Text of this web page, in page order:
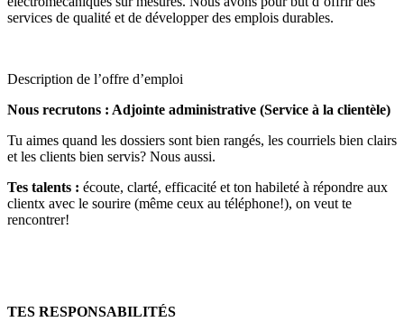
services de qualité et de développer des emplois durables.
Description de l’offre d’emploi
Nous recrutons : Adjointe administrative (Service à la clientèle)
Tu aimes quand les dossiers sont bien rangés, les courriels bien clairs
et les clients bien servis? Nous aussi.
Tes talents : écoute, clarté, efficacité et ton habileté à répondre aux
clientx avec le sourire (même ceux au téléphone!), on veut te
rencontrer!
TES RESPONSABILITÉS